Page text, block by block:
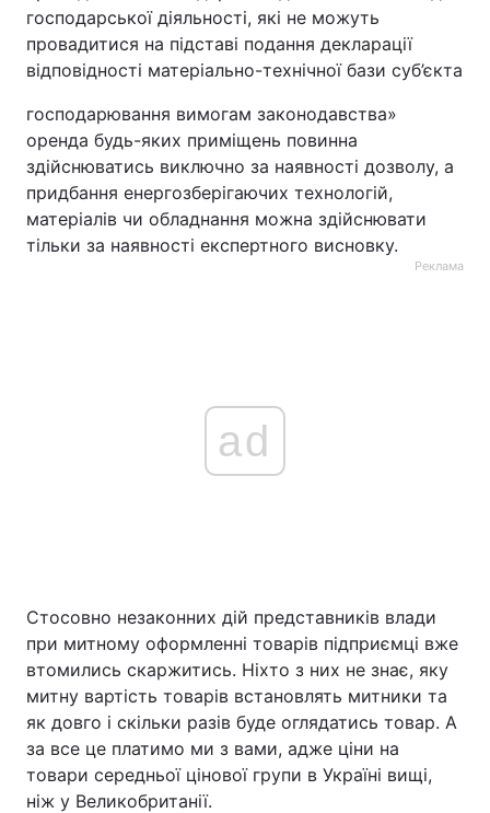
господарської діяльності, які не можуть
провадитися на підставі подання декларації
відповідності матеріально-технічної бази суб’єкта
господарювання вимогам законодавства»
оренда будь-яких приміщень повинна
здійснюватись виключно за наявності дозволу, а
придбання енергозберігаючих технологій,
матеріалів чи обладнання можна здійснювати
тільки за наявності експертного висновку.
Реклама
ad
Стосовно незаконних дій представників влади
при митному оформленні товарів підприємці вже
втомились скаржитись. Ніхто з них не знає, яку
митну вартість товарів встановлять митники та
як довго і скільки разів буде оглядатись товар. А
за все це платимо ми з вами, адже ціни на
товари середньої цінової групи в Україні вищі,
ніж у Великобританії.